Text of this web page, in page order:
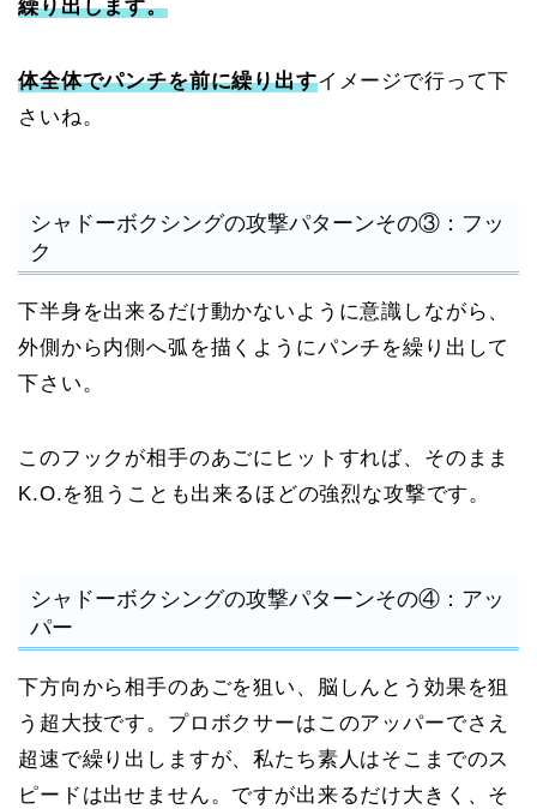
繰り出します。
体全体でパンチを前に繰り出すイメージで行って下
さいね。
シャドーボクシングの攻撃パターンその③：フッ
ク
下半身を出来るだけ動かないように意識しながら、
外側から内側へ弧を描くようにパンチを繰り出して
下さい。
このフックが相手のあごにヒットすれば、そのまま
K.O.を狙うことも出来るほどの強烈な攻撃です。
シャドーボクシングの攻撃パターンその④：アッ
パー
下方向から相手のあごを狙い、脳しんとう効果を狙
う超大技です。プロボクサーはこのアッパーでさえ
超速で繰り出しますが、私たち素人はそこまでのス
ピードは出せません。ですが出来るだけ大きく、そ